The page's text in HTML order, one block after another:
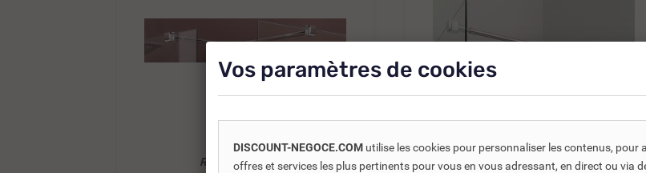
REF DNC :721756 REF DNC :721755
Vos paramètres de cookies
DISCOUNT-NEGOCE.COM utilise les cookies pour personnaliser les contenus,
offres et services les plus pertinents pour vous en vous adressant, en direct ou via